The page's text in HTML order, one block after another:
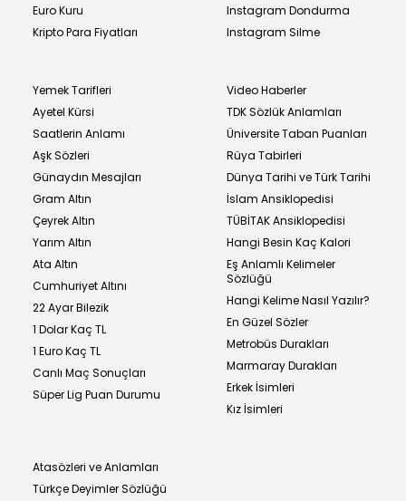
Euro Kuru
Kripto Para Fiyatları
Instagram Dondurma
Instagram Silme
Yemek Tarifleri
Ayetel Kürsi
Saatlerin Anlamı
Aşk Sözleri
Günaydın Mesajları
Gram Altın
Çeyrek Altın
Yarım Altın
Ata Altın
Cumhuriyet Altını
22 Ayar Bilezik
1 Dolar Kaç TL
1 Euro Kaç TL
Canlı Maç Sonuçları
Süper Lig Puan Durumu
Video Haberler
TDK Sözlük Anlamları
Üniversite Taban Puanları
Rüya Tabirleri
Dünya Tarihi ve Türk Tarihi
İslam Ansiklopedisi
TÜBİTAK Ansiklopedisi
Hangi Besin Kaç Kalori
Eş Anlamlı Kelimeler
Sözlüğü
Hangi Kelime Nasıl Yazılır?
En Güzel Sözler
Metrobüs Durakları
Marmaray Durakları
Erkek İsimleri
Kız İsimleri
Atasözleri ve Anlamları
Türkçe Deyimler Sözlüğü